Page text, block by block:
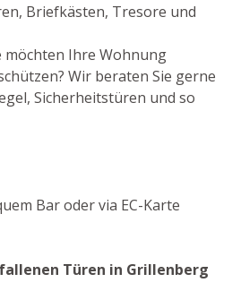
Briefkästen, Tresore und
möchten Ihre Wohnung
Wir beraten Sie gerne
Sicherheitstüren und so
Bar oder via EC-Karte
Türen in Grillenberg